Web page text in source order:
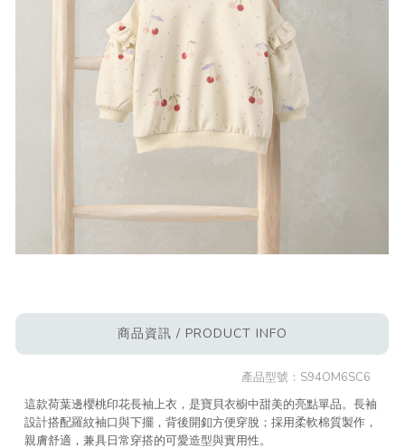
商品資訊 / PRODUCT INFO
產品型號： S94OM6SC6
這款荷葉邊櫻桃印花長袖上衣，是寶貝衣櫥中甜美的亮點單品。長袖
設計搭配羅紋袖口與下擺，背後開釦方便穿脫；採用柔軟棉質製作，
親膚舒適，兼具日常穿搭的可愛造型與實用性。